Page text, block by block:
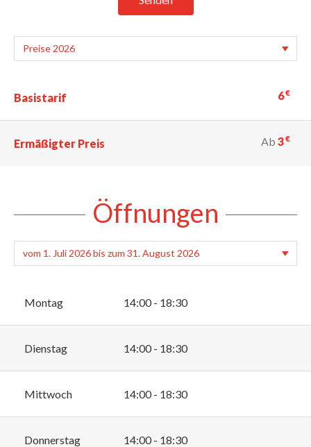
Basistarif 6€
Ermäßigter Preis Ab 3€
Öffnungen
Montag 14:00 - 18:30
Dienstag 14:00 - 18:30
Mittwoch 14:00 - 18:30
Donnerstag 14:00 - 18:30